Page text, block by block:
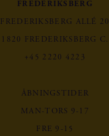
FREDERIKSBERG
FREDERIKSBERG ALLÉ 20
1820 FREDERIKSBERG C.
+45 2220 4223
ÅBNINGSTIDER
MAN-TORS 9-17
FRE 9-15